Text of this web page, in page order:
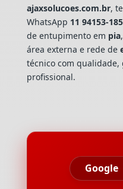
ajaxsolucoes.com.br,
WhatsApp 11 94153-
de entupimento em pia,
área externa e rede de
técnico com
profissional.
Google